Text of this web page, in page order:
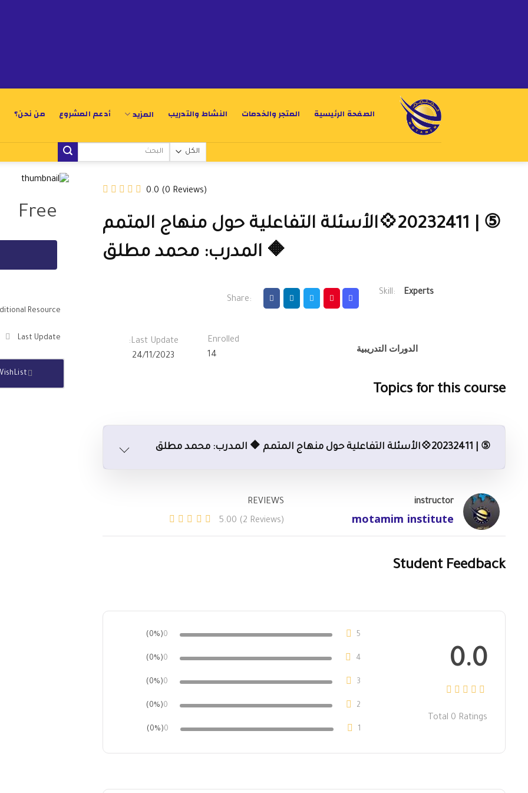
الصفحة الرئيسية المتجر والخدمات النشاط والتدريب المزيد أدعم المشروع من نحن؟
0.0 (0 Reviews)
⑤ | 20232411💠الأسئلة التفاعلية حول منهاج المتمم
🔶 المدرب: محمد مطلق
Skill: Experts
Share:
الدورات التدريبية
Enrolled
14
Last Update:
24/11/2023
Topics for this course
⑤ | 20232411💠الأسئلة التفاعلية حول منهاج المتمم 🔶 المدرب: محمد مطلق
instructor
motamim institute
REVIEWS
5.00 (2 Reviews)
Student Feedback
0.0
Total 0 Ratings
5
0
(0%)
4
0
(0%)
3
0
(0%)
2
0
(0%)
1
0
(0%)
Free
Resource
Last Update